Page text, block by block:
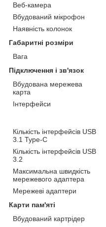
Веб-камера
Вбудований мікрофон
Наявність колонок
Габаритні розміри
Вага
Підключення і зв'язок
Вбудована мережева
карта
Інтерфейси
Кількість інтерфейсів USB
3.1 Type-C
Кількість інтерфейсів USB
3.2
Максимальна швидкість
мережевого адаптера
Мережеві адаптери
Карти пам'яті
Вбудований картрідер